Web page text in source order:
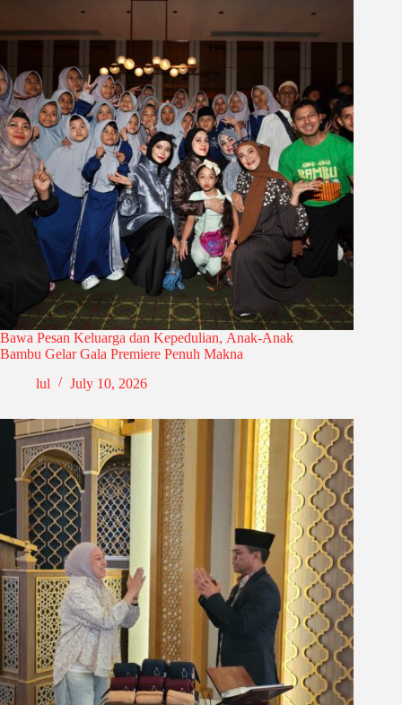
Bawa Pesan Keluarga dan Kepedulian, Anak-Anak
Bambu Gelar Gala Premiere Penuh Makna
lul
July 10, 2026